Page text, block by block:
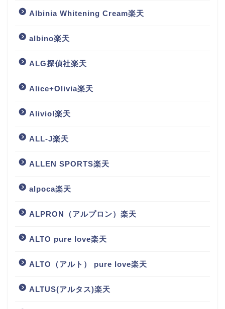
Albinia Whitening Cream楽天
albino楽天
ALG探偵社楽天
Alice+Olivia楽天
Aliviol楽天
ALL-J楽天
ALLEN SPORTS楽天
alpoca楽天
ALPRON（アルプロン）楽天
ALTO pure love楽天
ALTO（アルト） pure love楽天
ALTUS(アルタス)楽天